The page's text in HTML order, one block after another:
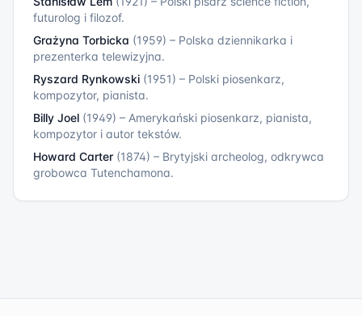
futurolog i filozof.
Grażyna Torbicka (1959) – Polska dziennikarka i
prezenterka telewizyjna.
Ryszard Rynkowski (1951) – Polski piosenkarz,
kompozytor, pianista.
Billy Joel (1949) – Amerykański piosenkarz, pianista,
kompozytor i autor tekstów.
Howard Carter (1874) – Brytyjski archeolog, odkrywca
grobowca Tutenchamona.